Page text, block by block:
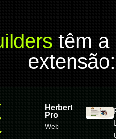
têm a
extensão:
Herbert
Pro
Web